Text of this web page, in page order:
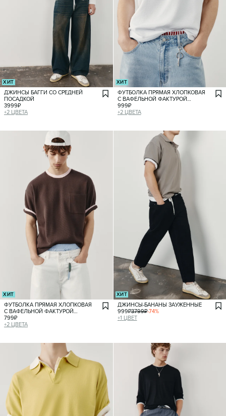
ХИТ
ДЖИНСЫ БАГГИ СО СРЕДНЕЙ
ПОСАДКОЙ
3999₽
+2 ЦВЕТА
ХИТ
ФУТБОЛКА ПРЯМАЯ ХЛОПКОВАЯ
С ВАФЕЛЬНОЙ ФАКТУРОЙ
И КАНТОМ
999₽
+2 ЦВЕТА
ХИТ
ФУТБОЛКА ПРЯМАЯ ХЛОПКОВАЯ
С ВАФЕЛЬНОЙ ФАКТУРОЙ
И КАНТОМ
799₽
+2 ЦВЕТА
ХИТ
ДЖИНСЫ-БАНАНЫ ЗАУЖЕННЫЕ
999₽3799₽-74%
+1 ЦВЕТ